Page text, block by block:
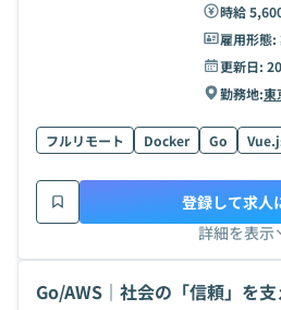
時給
雇用形態:
更新日:
勤務地:東
フルリモート Docker Go
詳細を表示
登録して求人
Go/AWS｜社会の「信頼」を